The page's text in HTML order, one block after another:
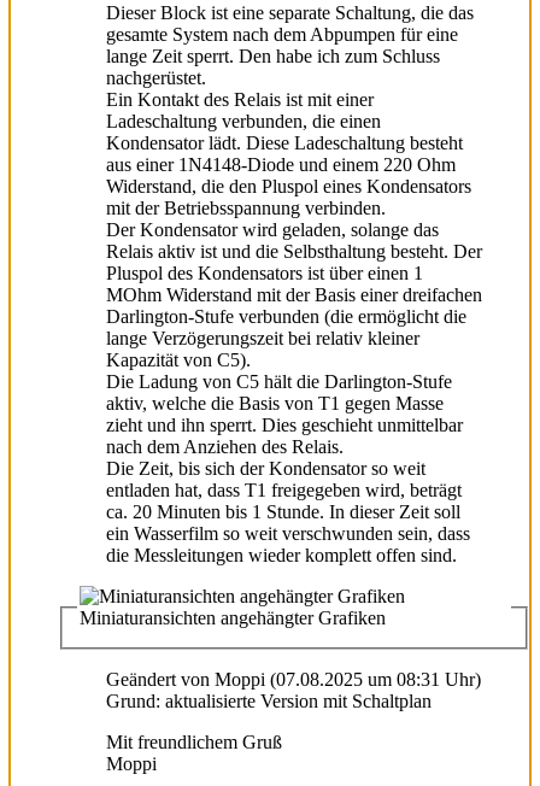
Dieser Block ist eine separate Schaltung, die das
gesamte System nach dem Abpumpen für eine
lange Zeit sperrt. Den habe ich zum Schluss
nachgerüstet.
Ein Kontakt des Relais ist mit einer
Ladeschaltung verbunden, die einen
Kondensator lädt. Diese Ladeschaltung besteht
aus einer 1N4148-Diode und einem 220 Ohm
Widerstand, die den Pluspol eines Kondensators
mit der Betriebsspannung verbinden.
Der Kondensator wird geladen, solange das
Relais aktiv ist und die Selbsthaltung besteht. Der
Pluspol des Kondensators ist über einen 1
MOhm Widerstand mit der Basis einer dreifachen
Darlington-Stufe verbunden (die ermöglicht die
lange Verzögerungszeit bei relativ kleiner
Kapazität von C5).
Die Ladung von C5 hält die Darlington-Stufe
aktiv, welche die Basis von T1 gegen Masse
zieht und ihn sperrt. Dies geschieht unmittelbar
nach dem Anziehen des Relais.
Die Zeit, bis sich der Kondensator so weit
entladen hat, dass T1 freigegeben wird, beträgt
ca. 20 Minuten bis 1 Stunde. In dieser Zeit soll
ein Wasserfilm so weit verschwunden sein, dass
die Messleitungen wieder komplett offen sind.
Miniaturansichten angehängter Grafiken
Geändert von Moppi (07.08.2025 um 08:31 Uhr)
Grund: aktualisierte Version mit Schaltplan
Mit freundlichem Gruß
Moppi